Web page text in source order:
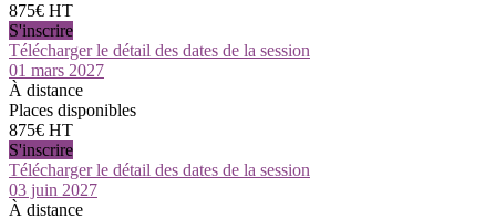
875€ HT
S'inscrire
Télécharger le détail des dates de la session
01 mars 2027
À distance
Places disponibles
875€ HT
S'inscrire
Télécharger le détail des dates de la session
03 juin 2027
À distance